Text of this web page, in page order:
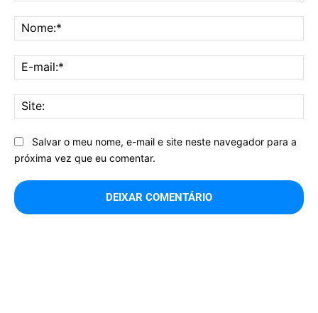
Salvar o meu nome, e-mail e site neste navegador para a
próxima vez que eu comentar.